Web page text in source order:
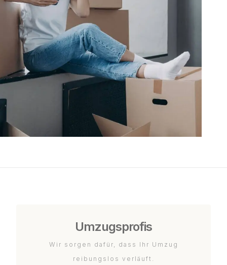
Umzugsprofis
Wir sorgen dafür, dass Ihr Umzug
reibungslos verläuft.